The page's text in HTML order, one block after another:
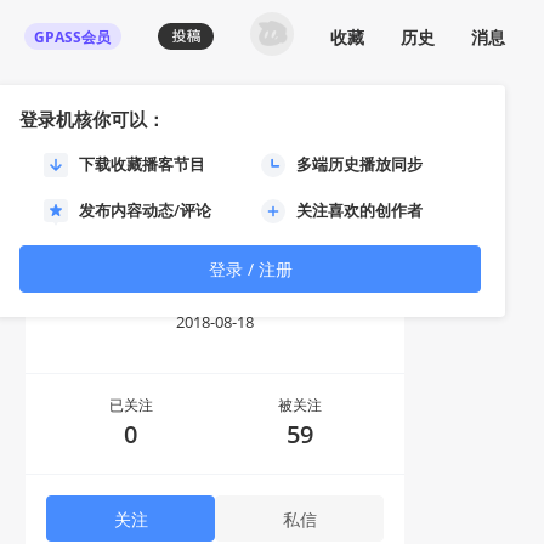
GPASS会员
登录机核你可以：
下载收藏播客节目 多端历史播放同步
发布内容动态/评论 关注喜欢的创作者
登录 / 注册
收藏 历史 消息
六壁坂
2018-08-18
已关注
0
被关注
59
关注 私信